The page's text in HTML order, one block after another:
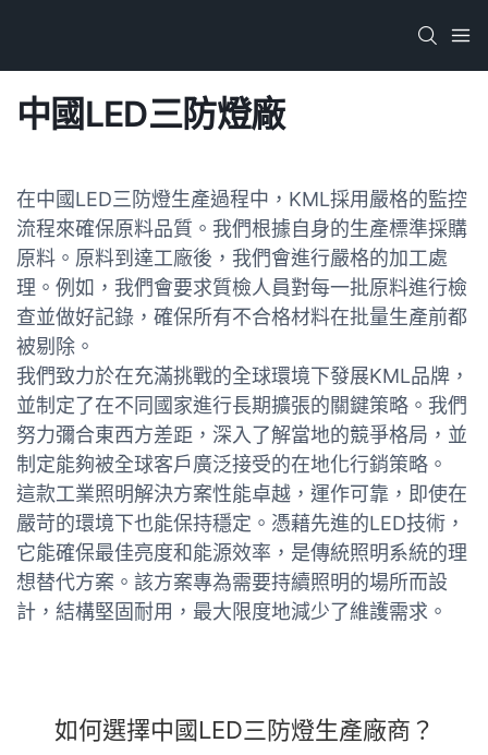
中國LED三防燈廠
在中國LED三防燈生產過程中，KML採用嚴格的監控
流程來確保原料品質。我們根據自身的生產標準採購
原料。原料到達工廠後，我們會進行嚴格的加工處
理。例如，我們會要求質檢人員對每一批原料進行檢
查並做好記錄，確保所有不合格材料在批量生產前都
被剔除。
我們致力於在充滿挑戰的全球環境下發展KML品牌，
並制定了在不同國家進行長期擴張的關鍵策略。我們
努力彌合東西方差距，深入了解當地的競爭格局，並
制定能夠被全球客戶廣泛接受的在地化行銷策略。
這款工業照明解決方案性能卓越，運作可靠，即使在
嚴苛的環境下也能保持穩定。憑藉先進的LED技術，
它能確保最佳亮度和能源效率，是傳統照明系統的理
想替代方案。該方案專為需要持續照明的場所而設
計，結構堅固耐用，最大限度地減少了維護需求。
如何選擇中國LED三防燈生產廠商？